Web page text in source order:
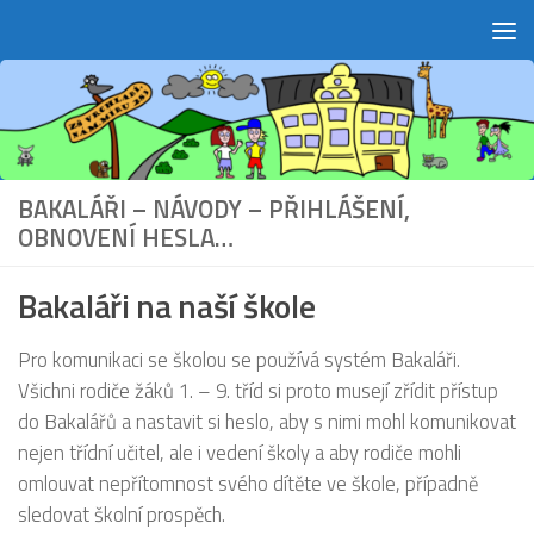
BAKALÁŘI – NÁVODY – PŘIHLÁŠENÍ,
OBNOVENÍ HESLA…
Bakaláři na naší škole
Pro komunikaci se školou se používá systém Bakaláři.
Všichni rodiče žáků 1. – 9. tříd si proto musejí zřídit přístup
do Bakalářů a nastavit si heslo, aby s nimi mohl komunikovat
nejen třídní učitel, ale i vedení školy a aby rodiče mohli
omlouvat nepřítomnost svého dítěte ve škole, případně
sledovat školní prospěch.